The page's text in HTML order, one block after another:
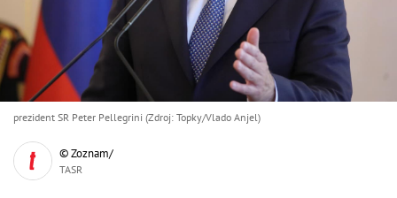
prezident SR Peter Pellegrini (Zdroj: Topky/Vlado Anjel)
© Zoznam/
TASR